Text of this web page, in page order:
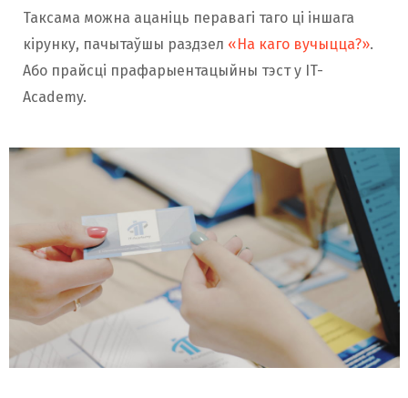
Таксама можна ацаніць перавагі таго ці іншага
кірунку, пачытаўшы раздзел «На каго вучыцца?».
Або прайсці прафарыентацыйны тэст у IT-
Academy.